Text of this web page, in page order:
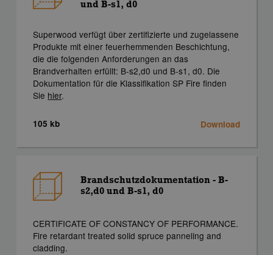
und B-s1, d0
Superwood verfügt über zertifizierte und zugelassene
Produkte mit einer feuerhemmenden Beschichtung,
die die folgenden Anforderungen an das
Brandverhalten erfüllt: B-s2,d0 und B-s1, d0. Die
Dokumentation für die Klassifikation SP Fire finden
Sie hier.
105 kb Download
Brandschutzdokumentation - B-
s2,d0 und B-s1, d0
CERTIFICATE OF CONSTANCY OF PERFORMANCE.
Fire retardant treated solid spruce panneling and
cladding.